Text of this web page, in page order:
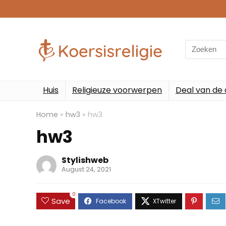
Search
for:
Huis Religieuze voorwerpen Deal van de
Home » hw3 » hw3
hw3
Stylishweb
August 24, 2021
Save
0